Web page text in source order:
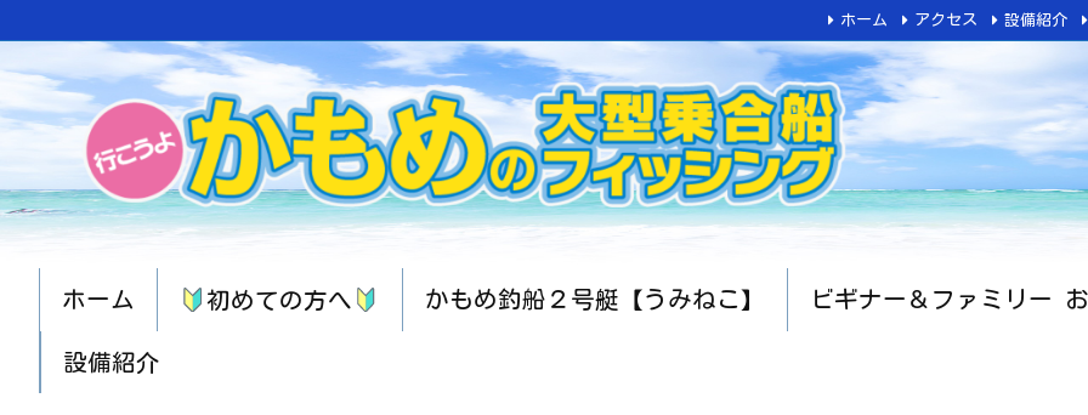
ホーム 初めての方へ かもめ釣船２号艇【うみねこ】 ビギナー＆ファミリー
設備紹介
ホーム アクセス 設備紹介